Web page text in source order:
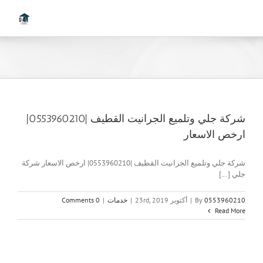
شركة جلي وتلميع الجرانيت القطيف |0553960210|
ارخص الاسعار
شركة جلي وتلميع الجرانيت القطيف |0553960210| ارخص الاسعار شركة
جلي [...]
By 0553960210
| أكتوبر 23rd, 2019 | خدمات |
0 Comments
Read More